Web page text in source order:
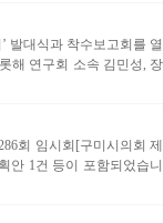
발대식과 착수보고회를 열
해 연구회 소속 김민성, 장
회 임시회[구미시의회 제
안 1건 등이 포함되었습니